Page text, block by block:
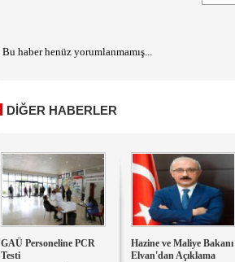
Bu haber henüz yorumlanmamış...
DİĞER HABERLER
GAÜ Personeline PCR
Testi
Hazine ve Maliye Bakanı
Elvan'dan Açıklama